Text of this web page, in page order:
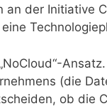
an der Initiative
(die
ob die